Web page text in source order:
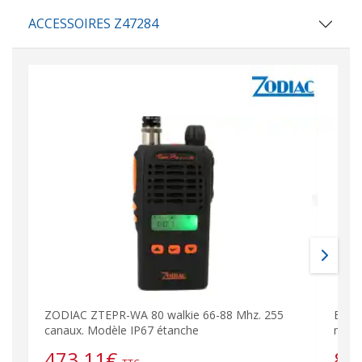
ACCESSOIRES Z47284
ZODIAC ZTEPR-WA 80 walkie 66-88 Mhz. 255
canaux. Modèle IP67 étanche
mAh